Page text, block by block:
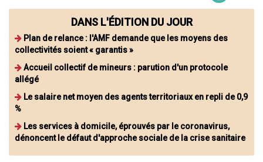
DANS L'ÉDITION DU JOUR
Plan de relance : l'AMF demande que les moyens des
collectivités soient « garantis »
Accueil collectif de mineurs : parution d'un protocole
allégé
Le salaire net moyen des agents territoriaux en repli de 0,9
%
Les services à domicile, éprouvés par le coronavirus,
dénoncent le défaut d'approche sociale de la crise sanitaire